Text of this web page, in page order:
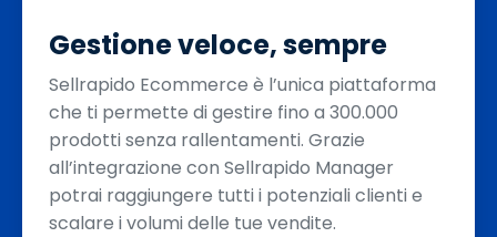
Gestione veloce, sempre
Sellrapido Ecommerce è l’unica piattaforma
che ti permette di gestire fino a 300.000
prodotti senza rallentamenti. Grazie
all’integrazione con Sellrapido Manager
potrai raggiungere tutti i potenziali clienti e
scalare i volumi delle tue vendite.